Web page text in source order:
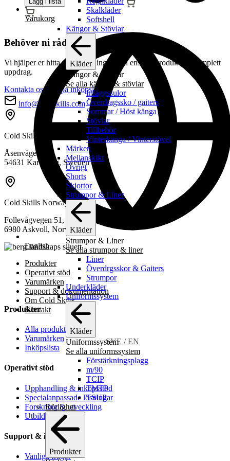
Skalkläder
Softshell
Kängor & Stövlar
Kläder
Kängor & Stövlar
Se alla kängor & stövlar
Inläggssulor
Överdragssko / gaiters
Sommar / Höst känga
Stövlar
Tillbehör
Vinterkänga / Vinterstövel
Märken
Mellanskikt
Övrigt
Shorts
Skjortor
Strumpor & Liner
Kläder
Strumpor & Liner
Se alla strumpor & liner
Liner
Överdrgsskor & Gaiters
Strumpor
Underkläder
Uniformssystem
Kläder
Uniformssystem
Se alla uniformssystem
Förstärkningsplagg
m/90
TCIP
TMTP
TSUP
Rörlighet
Produkter
Varukorg
English
Produkter
Operativt stöd
Varumärken
Support & dokumentation
Om Cold Skills
Kontakt
SVE /EN
Behöver ni rådgivning eller offert?
Vi hjälper er hitta rätt utrustning – från enskild produkt till komplett
uppdrag.
Kontakta oss
Skapa inköpslista
info@coldskills.com
Cold Skills AB
Åsenvägen 10
54631 Karlsborg, Sweden
Cold Skills Norway AS
Follevågvegen 51,
6980 Askvoll, Norway
Produkter
Alla produkter
Varumärken
Inköpslista
Operativt stöd
Upphandling & inköpsstöd
Specialanpassade lösningar
Forskning & utveckling
Utbildning
Support & information
Vanliga frågor